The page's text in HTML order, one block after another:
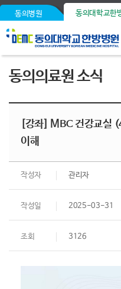
동의병원 동의대학교한
동의의료원 소식
[강좌] MBC 건강교실
이해
작성자 관리자
작성일 2025-03-31
조회 3126